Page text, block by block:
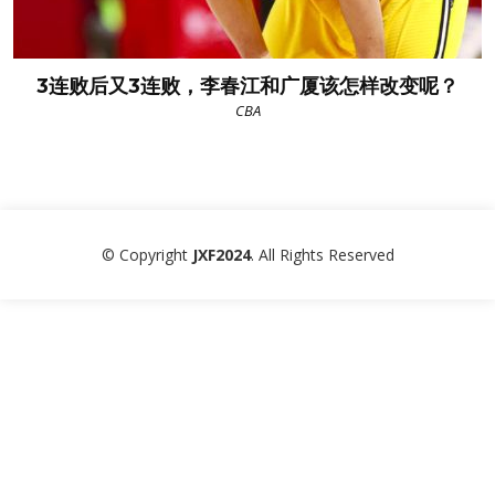
3连败后又3连败，李春江和广厦该怎样改变呢？
CBA
© Copyright JXF2024. All Rights Reserved